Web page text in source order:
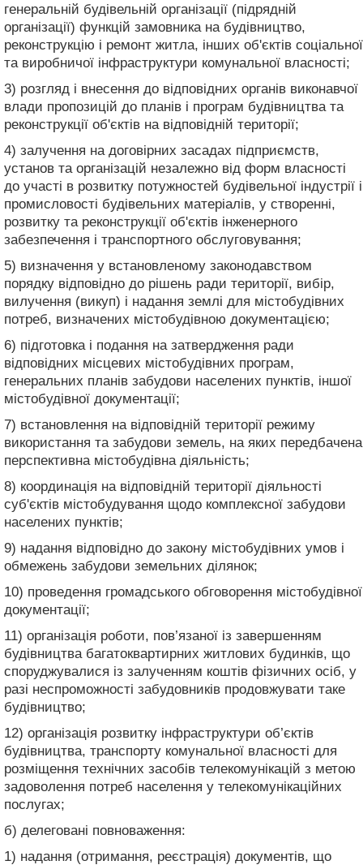
генеральній будівельній організації (підрядній
організації) функцій замовника на будівництво,
реконструкцію і ремонт житла, інших об'єктів соціальної
та виробничої інфраструктури комунальної власності;
3) розгляд і внесення до відповідних органів виконавчої
влади пропозицій до планів і програм будівництва та
реконструкції об'єктів на відповідній території;
4) залучення на договірних засадах підприємств,
установ та організацій незалежно від форм власності
до участі в розвитку потужностей будівельної індустрії і
промисловості будівельних матеріалів, у створенні,
розвитку та реконструкції об'єктів інженерного
забезпечення і транспортного обслуговування;
5) визначення у встановленому законодавством
порядку відповідно до рішень ради території, вибір,
вилучення (викуп) і надання землі для містобудівних
потреб, визначених містобудівною документацією;
6) підготовка і подання на затвердження ради
відповідних місцевих містобудівних програм,
генеральних планів забудови населених пунктів, іншої
містобудівної документації;
7) встановлення на відповідній території режиму
використання та забудови земель, на яких передбачена
перспективна містобудівна діяльність;
8) координація на відповідній території діяльності
суб'єктів містобудування щодо комплексної забудови
населених пунктів;
9) надання відповідно до закону містобудівних умов і
обмежень забудови земельних ділянок;
10) проведення громадського обговорення містобудівної
документації;
11) організація роботи, пов’язаної із завершенням
будівництва багатоквартирних житлових будинків, що
споруджувалися із залученням коштів фізичних осіб, у
разі неспроможності забудовників продовжувати таке
будівництво;
12) організація розвитку інфраструктури об’єктів
будівництва, транспорту комунальної власності для
розміщення технічних засобів телекомунікацій з метою
задоволення потреб населення у телекомунікаційних
послугах;
б) делеговані повноваження:
1) надання (отримання, реєстрація) документів, що